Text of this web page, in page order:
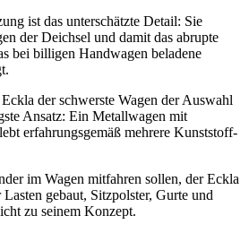
ist das unterschätzte Detail: Sie
der Deichsel und damit das abrupte
bei billigen Handwagen beladene
der schwerste Wagen der Auswahl
Ansatz: Ein Metallwagen mit
erfahrungsgemäß mehrere Kunststoff-
im Wagen mitfahren sollen, der Eckla
gebaut, Sitzpolster, Gurte und
zu seinem Konzept.